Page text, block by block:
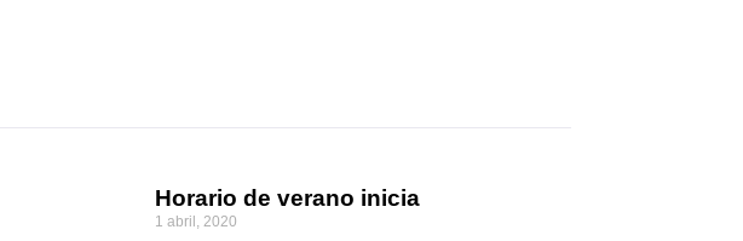
Horario de verano inicia
1 abril, 2020